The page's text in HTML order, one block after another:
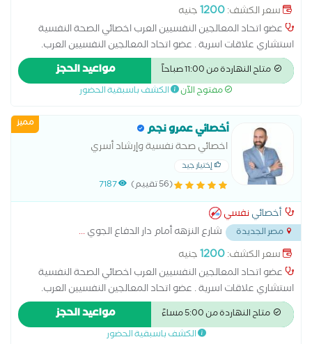
سعر الكشف:1200جنيه
عضو اتحاد المعالجين النفسيين العرب اخصائي الصحة النفسية
استشاري علاقات اسرية . عضو اتحاد المعالجين النفسيين العرب.
ماجستير مهني الاضطرابات الجنسية من جامعة نيو يورك . دكتوراة
مهنية في علم النفس الاكلينكي . . مدير مركز ملاذ للعلوم النفسية
متاح النهاردة من 11:00 صباحاً مواعيد الحجز
مفتوح الآن الكشف باسبقية الحضور
مميز أخصائي عمرو نجم
اخصائي صحة نفسية وإرشاد أسري
إختيار جيد
(56 تقييم) 7187
أخصائينفسي
مصر الجديدة شارع النزهه أمام دار الدفاع الجوي...
سعر الكشف:1200جنيه
عضو اتحاد المعالجين النفسيين العرب اخصائي الصحة النفسية
استشاري علاقات اسرية . عضو اتحاد المعالجين النفسيين العرب.
ماجستير مهني الاضطرابات الجنسية من جامعة نيو يورك . دكتوراة
مهنية في علم النفس الاكلينكي . . مدير مركز ملاذ للعلوم النفسية
متاح النهاردة من 5:00 مساءً مواعيد الحجز
الكشف باسبقية الحضور